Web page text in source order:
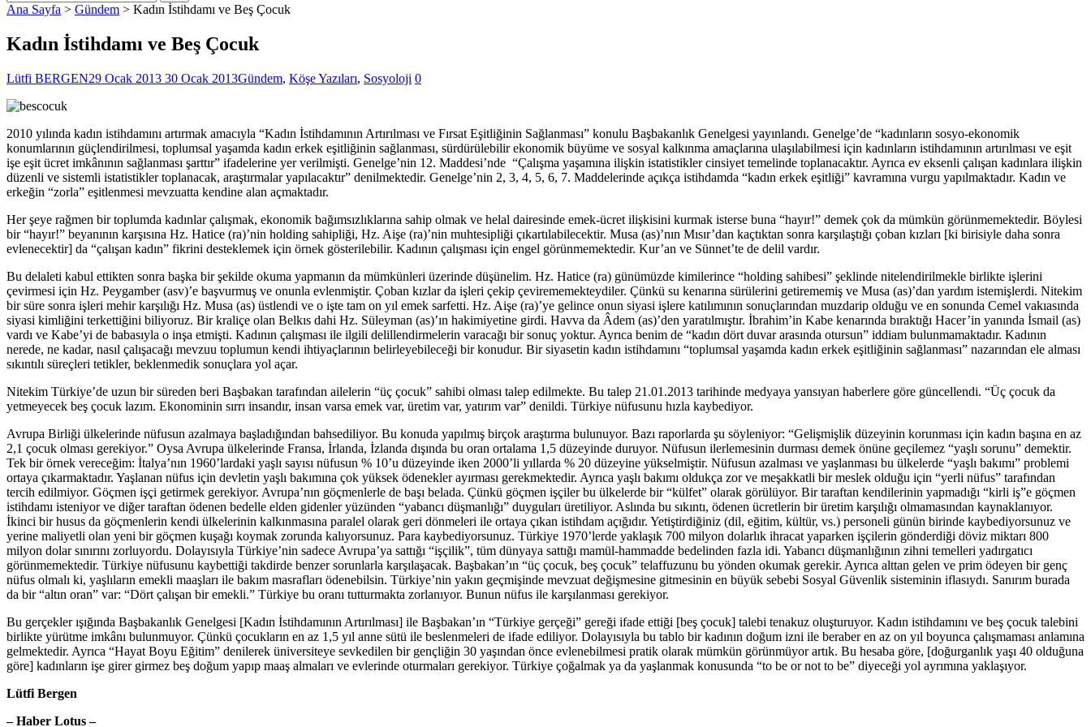
Ana Sayfa > Gündem > Kadın İstihdamı ve Beş Çocuk
Kadın İstihdamı ve Beş Çocuk
Lütfi BERGEN29 Ocak 2013 30 Ocak 2013Gündem, Köşe Yazıları, Sosyoloji 0
2010 yılında kadın istihdamını artırmak amacıyla “Kadın İstihdamının Artırılması ve Fırsat Eşitliğinin Sağlanması” konulu Başbakanlık Genelgesi yayınlandı. Genelge’de “kadınların sosyo-ekonomik
konumlarının güçlendirilmesi, toplumsal yaşamda kadın erkek eşitliğinin sağlanması, sürdürülebilir ekonomik büyüme ve sosyal kalkınma amaçlarına ulaşılabilmesi için kadınların istihdamının artırılması ve eşit
işe eşit ücret imkânının sağlanması şarttır” ifadelerine yer verilmişti. Genelge’nin 12. Maddesi’nde “Çalışma yaşamına ilişkin istatistikler cinsiyet temelinde toplanacaktır. Ayrıca ev eksenli çalışan kadınlara ilişkin
düzenli ve sistemli istatistikler toplanacak, araştırmalar yapılacaktır” denilmektedir. Genelge’nin 2, 3, 4, 5, 6, 7. Maddelerinde açıkça istihdamda “kadın erkek eşitliği” kavramına vurgu yapılmaktadır. Kadın ve
erkeğin “zorla” eşitlenmesi mevzuatta kendine alan açmaktadır.
Her şeye rağmen bir toplumda kadınlar çalışmak, ekonomik bağımsızlıklarına sahip olmak ve helal dairesinde emek-ücret ilişkisini kurmak isterse buna “hayır!” demek çok da mümkün görünmemektedir. Böylesi
bir “hayır!” beyanının karşısına Hz. Hatice (ra)’nin holding sahipliği, Hz. Aişe (ra)’nin muhtesipliği çıkartılabilecektir. Musa (as)’nın Mısır’dan kaçtıktan sonra karşılaştığı çoban kızları [ki birisiyle daha sonra
evlenecektir] da “çalışan kadın” fikrini desteklemek için örnek gösterilebilir. Kadının çalışması için engel görünmemektedir. Kur’an ve Sünnet’te de delil vardır.
Bu delaleti kabul ettikten sonra başka bir şekilde okuma yapmanın da mümkünleri üzerinde düşünelim. Hz. Hatice (ra) günümüzde kimilerince “holding sahibesi” şeklinde nitelendirilmekle birlikte işlerini
çevirmesi için Hz. Peygamber (asv)’e başvurmuş ve onunla evlenmiştir. Çoban kızlar da işleri çekip çevirememekteydiler. Çünkü su kenarına sürülerini getirememiş ve Musa (as)’dan yardım istemişlerdi. Nitekim
bir süre sonra işleri mehir karşılığı Hz. Musa (as) üstlendi ve o işte tam on yıl emek sarfetti. Hz. Aişe (ra)’ye gelince onun siyasi işlere katılımının sonuçlarından muzdarip olduğu ve en sonunda Cemel vakıasında
siyasi kimliğini terkettiğini biliyoruz. Bir kraliçe olan Belkıs dahi Hz. Süleyman (as)’ın hakimiyetine girdi. Havva da Âdem (as)’den yaratılmıştır. İbrahim’in Kabe kenarında bıraktığı Hacer’in yanında İsmail (as)
vardı ve Kabe’yi de babasıyla o inşa etmişti. Kadının çalışması ile ilgili delillendirmelerin varacağı bir sonuç yoktur. Ayrıca benim de “kadın dört duvar arasında otursun” iddiam bulunmamaktadır. Kadının
nerede, ne kadar, nasıl çalışacağı mevzuu toplumun kendi ihtiyaçlarının belirleyebileceği bir konudur. Bir siyasetin kadın istihdamını “toplumsal yaşamda kadın erkek eşitliğinin sağlanması” nazarından ele alması
sıkıntılı süreçleri tetikler, beklenmedik sonuçlara yol açar.
Nitekim Türkiye’de uzun bir süreden beri Başbakan tarafından ailelerin “üç çocuk” sahibi olması talep edilmekte. Bu talep 21.01.2013 tarihinde medyaya yansıyan haberlere göre güncellendi. “Üç çocuk da
yetmeyecek beş çocuk lazım. Ekonominin sırrı insandır, insan varsa emek var, üretim var, yatırım var” denildi. Türkiye nüfusunu hızla kaybediyor.
Avrupa Birliği ülkelerinde nüfusun azalmaya başladığından bahsediliyor. Bu konuda yapılmış birçok araştırma bulunuyor. Bazı raporlarda şu söyleniyor: “Gelişmişlik düzeyinin korunması için kadın başına en az
2,1 çocuk olması gerekiyor.” Oysa Avrupa ülkelerinde Fransa, İrlanda, İzlanda dışında bu oran ortalama 1,5 düzeyinde duruyor. Nüfusun ilerlemesinin durması demek önüne geçilemez “yaşlı sorunu” demektir.
Tek bir örnek vereceğim: İtalya’nın 1960’lardaki yaşlı sayısı nüfusun % 10’u düzeyinde iken 2000’li yıllarda % 20 düzeyine yükselmiştir. Nüfusun azalması ve yaşlanması bu ülkelerde “yaşlı bakımı” problemi
ortaya çıkarmaktadır. Yaşlanan nüfus için devletin yaşlı bakımına çok yüksek ödenekler ayırması gerekmektedir. Ayrıca yaşlı bakımı oldukça zor ve meşakkatli bir meslek olduğu için “yerli nüfus” tarafından
tercih edilmiyor. Göçmen işçi getirmek gerekiyor. Avrupa’nın göçmenlerle de başı belada. Çünkü göçmen işçiler bu ülkelerde bir “külfet” olarak görülüyor. Bir taraftan kendilerinin yapmadığı “kirli iş”e göçmen
istihdamı isteniyor ve diğer taraftan ödenen bedelle elden gidenler yüzünden “yabancı düşmanlığı” duyguları üretiliyor. Aslında bu sıkıntı, ödenen ücretlerin bir üretim karşılığı olmamasından kaynaklanıyor.
İkinci bir husus da göçmenlerin kendi ülkelerinin kalkınmasına paralel olarak geri dönmeleri ile ortaya çıkan istihdam açığıdır. Yetiştirdiğiniz (dil, eğitim, kültür, vs.) personeli günün birinde kaybediyorsunuz ve
yerine maliyetli olan yeni bir göçmen kuşağı koymak zorunda kalıyorsunuz. Para kaybediyorsunuz. Türkiye 1970’lerde yaklaşık 700 milyon dolarlık ihracat yaparken işçilerin gönderdiği döviz miktarı 800
milyon dolar sınırını zorluyordu. Dolayısıyla Türkiye’nin sadece Avrupa’ya sattığı “işçilik”, tüm dünyaya sattığı mamül-hammadde bedelinden fazla idi. Yabancı düşmanlığının zihni temelleri yadırgatıcı
görünmemektedir. Türkiye nüfusunu kaybettiği takdirde benzer sorunlarla karşılaşacak. Başbakan’ın “üç çocuk, beş çocuk” telaffuzunu bu yönden okumak gerekir. Ayrıca alttan gelen ve prim ödeyen bir genç
nüfus olmalı ki, yaşlıların emekli maaşları ile bakım masrafları ödenebilsin. Türkiye’nin yakın geçmişinde mevzuat değişmesine gitmesinin en büyük sebebi Sosyal Güvenlik sisteminin iflasıydı. Sanırım burada
da bir “altın oran” var: “Dört çalışan bir emekli.” Türkiye bu oranı tutturmakta zorlanıyor. Bunun nüfus ile karşılanması gerekiyor.
Bu gerçekler ışığında Başbakanlık Genelgesi [Kadın İstihdamının Artırılması] ile Başbakan’ın “Türkiye gerçeği” gereği ifade ettiği [beş çocuk] talebi tenakuz oluşturuyor. Kadın istihdamını ve beş çocuk talebini
birlikte yürütme imkânı bulunmuyor. Çünkü çocukların en az 1,5 yıl anne sütü ile beslenmeleri de ifade ediliyor. Dolayısıyla bu tablo bir kadının doğum izni ile beraber en az on yıl boyunca çalışmaması anlamına
gelmektedir. Ayrıca “Hayat Boyu Eğitim” denilerek üniversiteye sevkedilen bir gençliğin 30 yaşından önce evlenebilmesi pratik olarak mümkün görünmüyor artık. Bu hesaba göre, [doğurganlık yaşı 40 olduğuna
göre] kadınların işe girer girmez beş doğum yapıp maaş almaları ve evlerinde oturmaları gerekiyor. Türkiye çoğalmak ya da yaşlanmak konusunda “to be or not to be” diyeceği yol ayrımına yaklaşıyor.
Lütfi Bergen
– Haber Lotus –